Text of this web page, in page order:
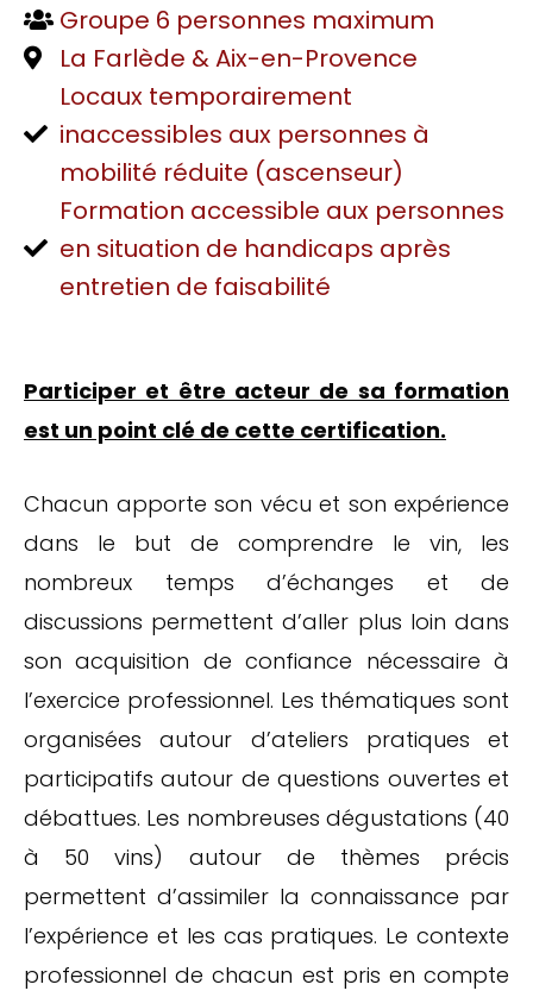
Groupe 6 personnes maximum
La Farlède & Aix-en-Provence
Locaux temporairement
inaccessibles aux personnes à
mobilité réduite (ascenseur)
Formation accessible aux personnes
en situation de handicaps après
entretien de faisabilité
Participer et être acteur de sa formation
est un point clé de cette certification.
Chacun apporte son vécu et son expérience
dans le but de comprendre le vin, les
nombreux temps d’échanges et de
discussions permettent d’aller plus loin dans
son acquisition de confiance nécessaire à
l’exercice professionnel. Les thématiques sont
organisées autour d’ateliers pratiques et
participatifs autour de questions ouvertes et
débattues. Les nombreuses dégustations (40
à 50 vins) autour de thèmes précis
permettent d’assimiler la connaissance par
l’expérience et les cas pratiques. Le contexte
professionnel de chacun est pris en compte